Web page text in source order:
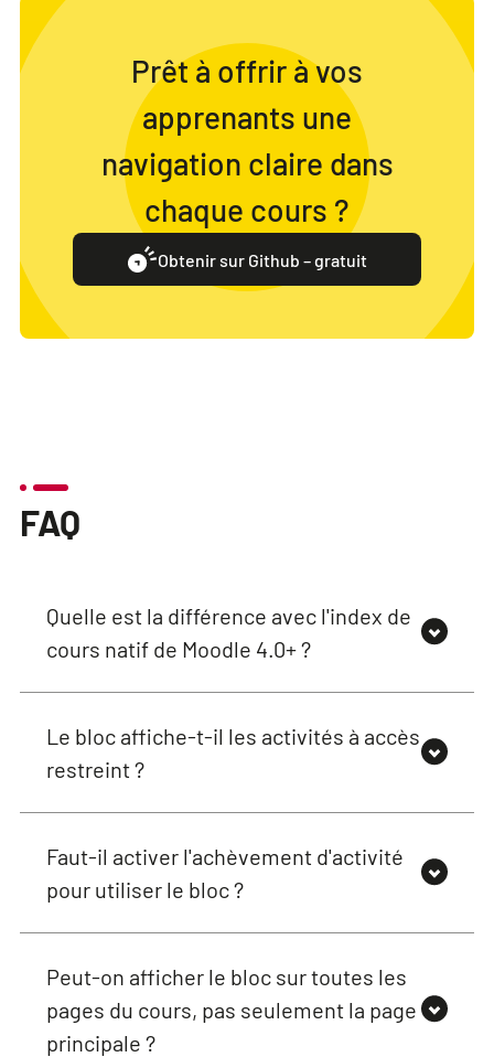
Prêt à offrir à vos
apprenants une
navigation claire dans
chaque cours ?
Obtenir sur Github – gratuit
FAQ
Quelle est la différence avec l'index de
cours natif de Moodle 4.0+ ?
Le bloc affiche-t-il les activités à accès
restreint ?
Faut-il activer l'achèvement d'activité
pour utiliser le bloc ?
Peut-on afficher le bloc sur toutes les
pages du cours, pas seulement la page
principale ?